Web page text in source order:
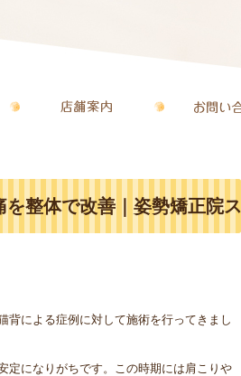
整体で改善｜姿勢矯正院ス
背による症例に対して施術を行ってきまし
定になりがちです。この時期には肩こりや